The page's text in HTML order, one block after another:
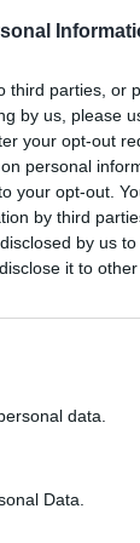
third parties, or
by us, please
your opt-out
personal
your opt-out.
by third
by us
it to other
data.
Data.
dhe
e
së në
më të lartë
aftësinë e